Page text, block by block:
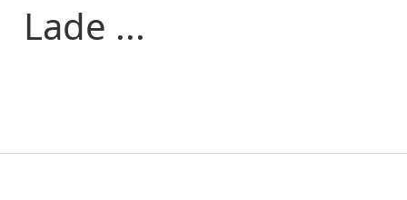
Lade ...